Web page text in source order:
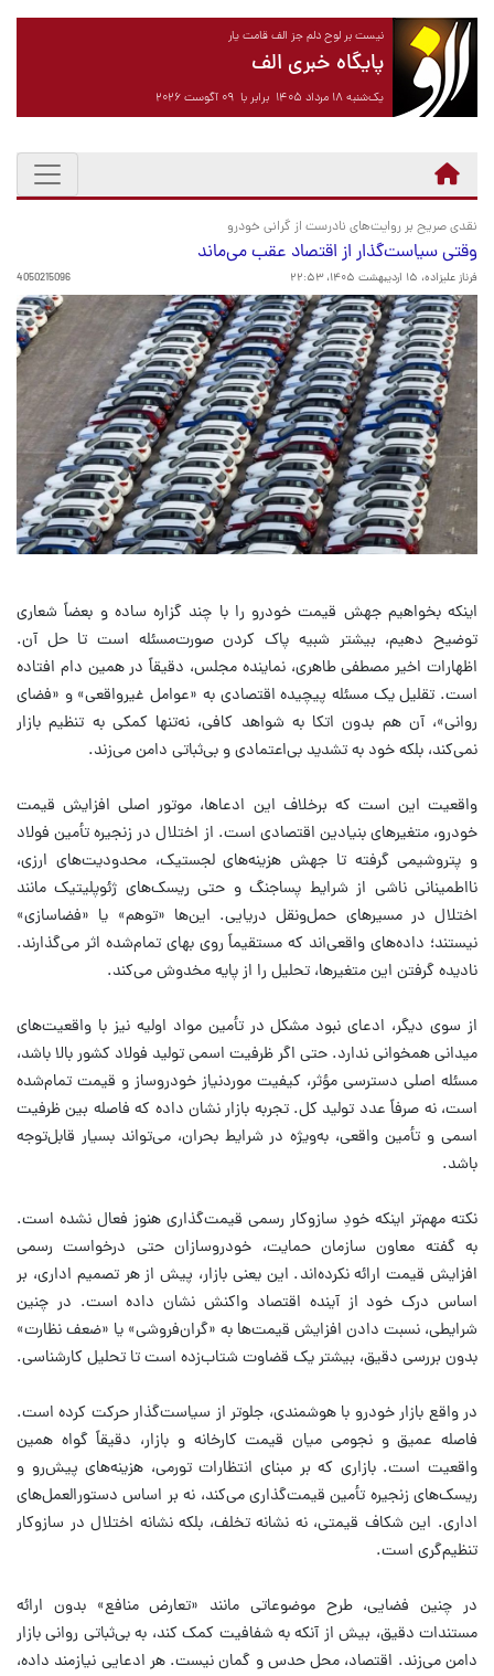
نیست بر لوح دلم جز الف قامت یار
پایگاه خبری الف
یک‌شنبه ۱۸ مرداد ۱۴۰۵ برابر با ۰۹ آگوست ۲۰۲۶
نقدی صریح بر روایت‌های نادرست از گرانی خودرو
وقتی سیاست‌گذار از اقتصاد عقب می‌ماند
فرناز علیزاده، ۱۵ اردیبهشت ۱۴۰۵، ۲۲:۵۳ 4050215096
اینکه بخواهیم جهش قیمت خودرو را با چند گزاره ساده و بعضاً شعاری
توضیح دهیم، بیشتر شبیه پاک کردن صورت‌مسئله است تا حل آن.
اظهارات اخیر مصطفی طاهری، نماینده مجلس، دقیقاً در همین دام افتاده
است. تقلیل یک مسئله پیچیده اقتصادی به «عوامل غیرواقعی» و «فضای
روانی»، آن هم بدون اتکا به شواهد کافی، نه‌تنها کمکی به تنظیم بازار
نمی‌کند، بلکه خود به تشدید بی‌اعتمادی و بی‌ثباتی دامن می‌زند.
واقعیت این است که برخلاف این ادعاها، موتور اصلی افزایش قیمت
خودرو، متغیرهای بنیادین اقتصادی است. از اختلال در زنجیره تأمین فولاد
و پتروشیمی گرفته تا جهش هزینه‌های لجستیک، محدودیت‌های ارزی،
نااطمینانی ناشی از شرایط پساجنگ و حتی ریسک‌های ژئوپلیتیک مانند
اختلال در مسیرهای حمل‌ونقل دریایی. این‌ها «توهم» یا «فضاسازی»
نیستند؛ داده‌های واقعی‌اند که مستقیماً روی بهای تمام‌شده اثر می‌گذارند.
نادیده گرفتن این متغیرها، تحلیل را از پایه مخدوش می‌کند.
از سوی دیگر، ادعای نبود مشکل در تأمین مواد اولیه نیز با واقعیت‌های
میدانی همخوانی ندارد. حتی اگر ظرفیت اسمی تولید فولاد کشور بالا باشد،
مسئله اصلی دسترسی مؤثر، کیفیت موردنیاز خودروساز و قیمت تمام‌شده
است، نه صرفاً عدد تولید کل. تجربه بازار نشان داده که فاصله بین ظرفیت
اسمی و تأمین واقعی، به‌ویژه در شرایط بحران، می‌تواند بسیار قابل‌توجه
باشد.
نکته مهم‌تر اینکه خودِ سازوکار رسمی قیمت‌گذاری هنوز فعال نشده است.
به گفته معاون سازمان حمایت، خودروسازان حتی درخواست رسمی
افزایش قیمت ارائه نکرده‌اند. این یعنی بازار، پیش از هر تصمیم اداری، بر
اساس درک خود از آینده اقتصاد واکنش نشان داده است. در چنین
شرایطی، نسبت دادن افزایش قیمت‌ها به «گران‌فروشی» یا «ضعف نظارت»
بدون بررسی دقیق، بیشتر یک قضاوت شتاب‌زده است تا تحلیل کارشناسی.
در واقع بازار خودرو با هوشمندی، جلوتر از سیاست‌گذار حرکت کرده است.
فاصله عمیق و نجومی میان قیمت کارخانه و بازار، دقیقاً گواه همین
واقعیت است. بازاری که بر مبنای انتظارات تورمی، هزینه‌های پیش‌رو و
ریسک‌های زنجیره تأمین قیمت‌گذاری می‌کند، نه بر اساس دستورالعمل‌های
اداری. این شکاف قیمتی، نه نشانه تخلف، بلکه نشانه اختلال در سازوکار
تنظیم‌گری است.
در چنین فضایی، طرح موضوعاتی مانند «تعارض منافع» بدون ارائه
مستندات دقیق، بیش از آنکه به شفافیت کمک کند، به بی‌ثباتی روانی بازار
دامن می‌زند. اقتصاد، محل حدس و گمان نیست. هر ادعایی نیازمند داده،